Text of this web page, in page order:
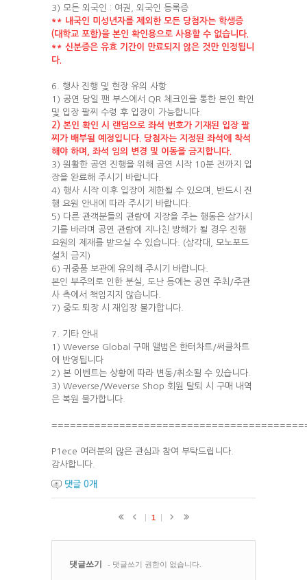
3) 모든 외국인 : 여권, 외국인 등록증
** 내국인 미성년자를 제외한 모든 당첨자는 학생증
(대학교 포함)을 본인 확인용으로 사용할 수 없습니다
** 신분증은 유효 기간이 만료되지 않은 것만 인정됩니
다
6. 행사 진행 및 현장 유의 사항
1) 공연 당일 팬 부스에서 QR 체크인을 통한 본인 확인
및 입장 팔찌 수령 후 입장이 가능합니다.
2) 본인 확인 시 랜덤으로 좌석 번호가 기재된 입장 팔
찌가 배부될 예정입니다 당첨자는 지정된 좌석에
착석
해야 하며 좌석 임의 변경 및 이동을 금지합니다
3) 원활한 공연 진행을 위해 공연 시작 10분 전까지 입
장을 완료해 주시기 바랍니다.
4) 행사 시작 이후 입장이 제한될 수 있으며, 반드시 진
행 요원 안내에 따라 주시기 바랍니다.
5) 다른 관객분들의 관람에 지장을 주는 행동은 삼가시
기를 바라며 공연 관람에 지나친 방해가 될 경우 진행
요원의 제재를 받으실 수 있습니다. (삼각대, 모노포드
설치 금지)
6) 귀중품 보관에 유의해 주시기 바랍니다.
본인 부주의로 인한 분실, 도난 등에는 공연 주최/주관
사 측에서 책임지지 않습니다.
7) 중도 퇴장 시 재입장 불가합니다.
7. 기타 안내
1) Weverse Global 구매 앨범은 한터차트/써클차트
에 반영됩니다
2) 본 이벤트는 상황에 따라 변동/취소될 수 있습니다.
3) Weverse/Weverse Shop 회원 탈퇴 시 구매 내역
은 복원 불가합니다.
P1ece 여러분의 많은 관심과 참여 부탁드립니다.
감사합니다.
댓글 0개